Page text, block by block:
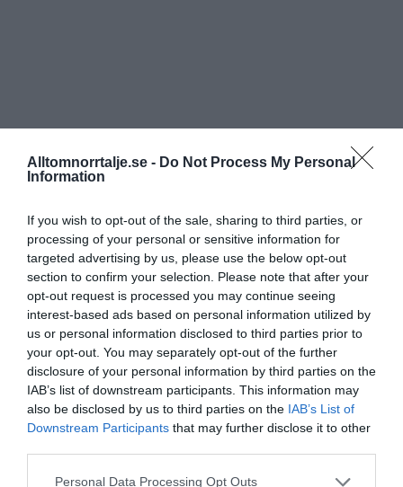
Alltomnorrtalje.se - Do Not Process My Personal
Information
If you wish to opt-out of the sale, sharing to third parties, or
processing of your personal or sensitive information for
targeted advertising by us, please use the below opt-out
section to confirm your selection. Please note that after your
opt-out request is processed you may continue seeing
interest-based ads based on personal information utilized by
us or personal information disclosed to third parties prior to
your opt-out. You may separately opt-out of the further
disclosure of your personal information by third parties on the
IAB’s list of downstream participants. This information may
also be disclosed by us to third parties on the IAB’s List of
Downstream Participants that may further disclose it to other
Personal Data Processing Opt Outs